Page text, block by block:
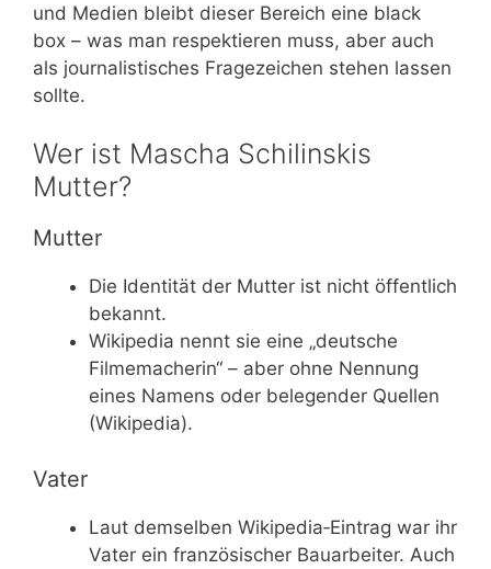
und Medien bleibt dieser Bereich eine black
box – was man respektieren muss, aber auch
als journalistisches Fragezeichen stehen lassen
sollte.
Wer ist Mascha Schilinskis
Mutter?
Mutter
Die Identität der Mutter ist nicht öffentlich
bekannt.
Wikipedia nennt sie eine „deutsche
Filmemacherin“ – aber ohne Nennung
eines Namens oder belegender Quellen
(Wikipedia).
Vater
Laut demselben Wikipedia‑Eintrag war ihr
Vater ein französischer Bauarbeiter. Auch